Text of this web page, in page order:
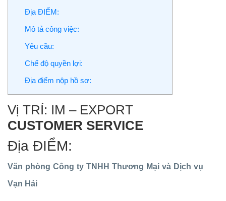
Địa ĐIỂM:
Mô tả công việc:
Yêu cầu:
Chế độ quyền lợi:
Địa điểm nộp hồ sơ:
Vị TRÍ: IM – EXPORT
CUSTOMER SERVICE
Địa ĐIỂM:
Văn phòng Công ty TNHH Thương Mại và Dịch vụ
Vạn Hải